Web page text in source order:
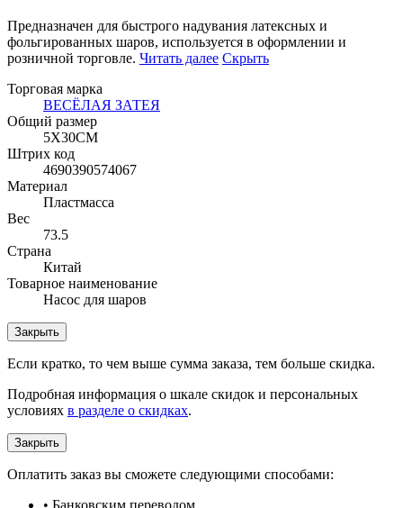
Предназначен для быстрого надувания латексных и
фольгированных шаров, используется в оформлении и
розничной торговле. Читать далее Скрыть
Торговая марка
ВЕСЁЛАЯ ЗАТЕЯ
Общий размер
5Х30СМ
Штрих код
4690390574067
Материал
Пластмасса
Вес
73.5
Страна
Китай
Товарное наименование
Насос для шаров
Закрыть
Если кратко, то чем выше сумма заказа, тем больше скидка.
Подробная информация о шкале скидок и персональных
условиях в разделе о скидках.
Закрыть
Оплатить заказ вы сможете следующими способами:
• Банковским переводом